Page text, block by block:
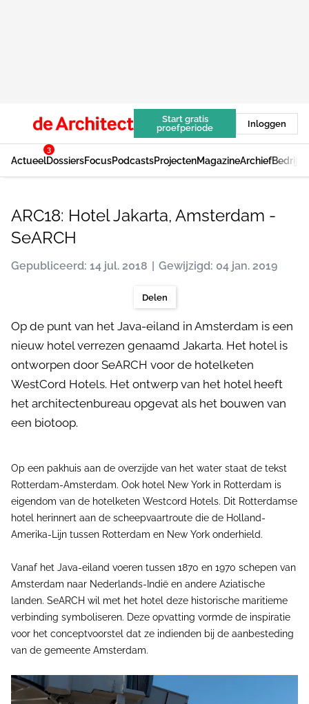
Start gratis
proefperiode
Inloggen
Actueel
3
DossiersFocusPodcastsProjectenMagazineArchief
ARC18: Hotel Jakarta, Amsterdam -
SeARCH
Gepubliceerd: 14 jul. 2018 Gewijzigd: 04 jan. 2019
Delen
Op de punt van het Java-eiland in Amsterdam is een
nieuw hotel verrezen genaamd Jakarta. Het hotel is
ontworpen door SeARCH voor de hotelketen
WestCord Hotels. Het ontwerp van het hotel heeft
het architectenbureau opgevat als het bouwen van
een biotoop.
Op een pakhuis aan de overzijde van het water staat de tekst
Rotterdam-Amsterdam. Ook hotel New York in Rotterdam is
eigendom van de hotelketen Westcord Hotels. Dit Rotterdamse
hotel herinnert aan de scheepvaartroute die de Holland-
Amerika-Lijn tussen Rotterdam en New York onderhield.
Vanaf het Java-eiland voeren tussen 1870 en 1970 schepen van
Amsterdam naar Nederlands-Indië en andere Aziatische
landen. SeARCH wil met het hotel deze historische maritieme
verbinding symboliseren. Deze opvatting vormde de inspiratie
voor het conceptvoorstel dat ze indienden bij de aanbesteding
van de gemeente Amsterdam.